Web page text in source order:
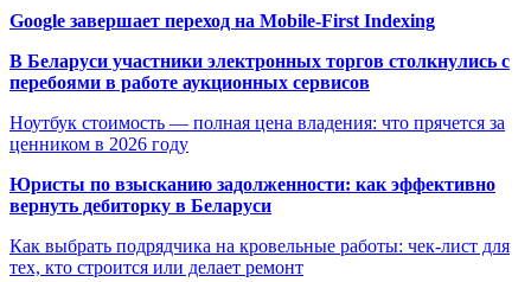
Google завершает переход на Mobile-First Indexing
В Беларуси участники электронных торгов столкнулись с
перебоями в работе аукционных сервисов
Ноутбук стоимость — полная цена владения: что прячется за
ценником в 2026 году
Юристы по взысканию задолженности: как эффективно
вернуть дебиторку в Беларуси
Как выбрать подрядчика на кровельные работы: чек-лист для
тех, кто строится или делает ремонт